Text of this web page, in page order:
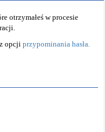
otrzymałeś w procesie
opcji przypominania hasła.